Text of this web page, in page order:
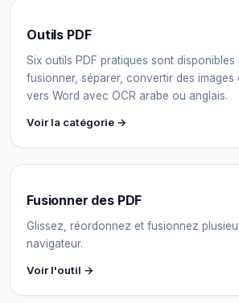
Outils PDF
Six outils PDF pratiques sont disponibles
fusionner, séparer, convertir des images
vers Word avec OCR arabe ou anglais.
Voir la catégorie →
Fusionner des PDF
Glissez, réordonnez et fusionnez
navigateur.
Voir l'outil →